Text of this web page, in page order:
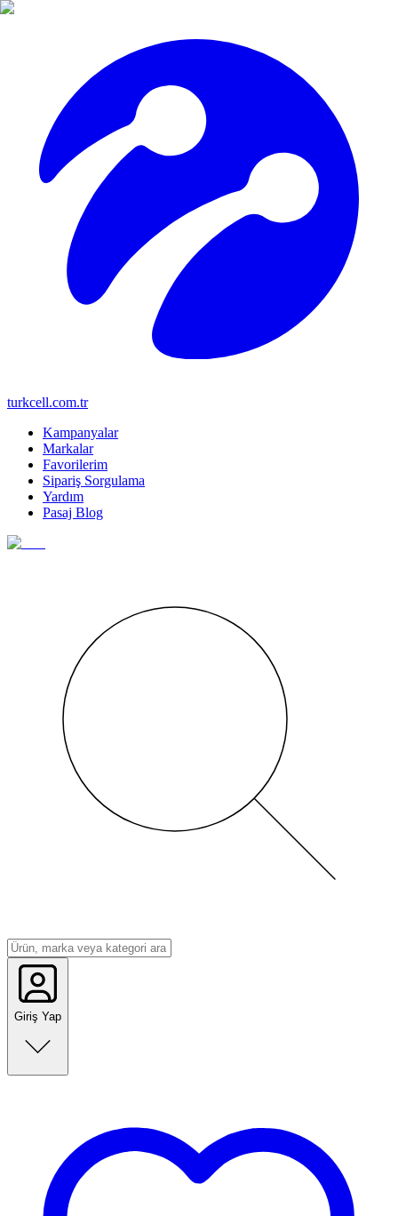
turkcell.com.tr
Kampanyalar
Markalar
Favorilerim
Sipariş Sorgulama
Yardım
Pasaj Blog
Giriş Yap